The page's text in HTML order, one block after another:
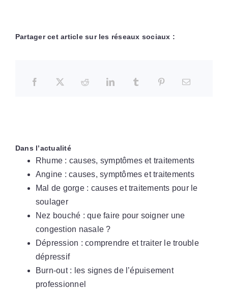
Partager cet article sur les réseaux sociaux :
Dans l’actualité
Rhume : causes, symptômes et traitements
Angine : causes, symptômes et traitements
Mal de gorge : causes et traitements pour le
soulager
Nez bouché : que faire pour soigner une
congestion nasale ?
Dépression : comprendre et traiter le trouble
dépressif
Burn-out : les signes de l’épuisement
professionnel